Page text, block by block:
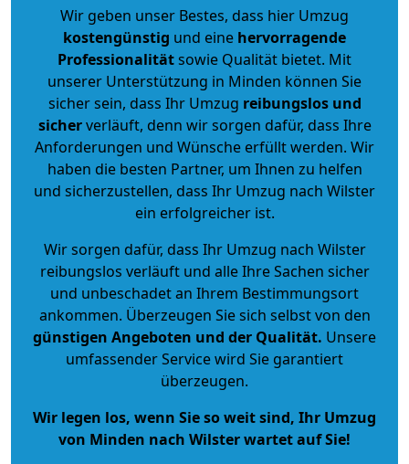
Wir geben unser Bestes, dass hier Umzug
kostengünstig und eine hervorragende
Professionalitätsowie Qualität bietet. Mit
unserer Unterstützung in Minden können Sie
sicher sein, dass Ihr Umzug reibungslos und
sicherverläuft, denn wir sorgen dafür, dass Ihre
Anforderungen und Wünsche erfüllt werden. Wir
haben die besten Partner, um Ihnen zu helfen
und sicherzustellen, dass Ihr Umzug nach Wilster
ein erfolgreicher ist.
Wir sorgen dafür, dass Ihr Umzug nach Wilster
reibungslos verläuft und alle Ihre Sachen sicher
und unbeschadet an Ihrem Bestimmungsort
ankommen. Überzeugen Sie sich selbst von den
günstigen Angeboten und der Qualität. Unsere
umfassender Service wird Sie garantiert
überzeugen.
Wir legen los, wenn Sie so weit sind, Ihr Umzug
von Minden nach Wilster wartet auf Sie!